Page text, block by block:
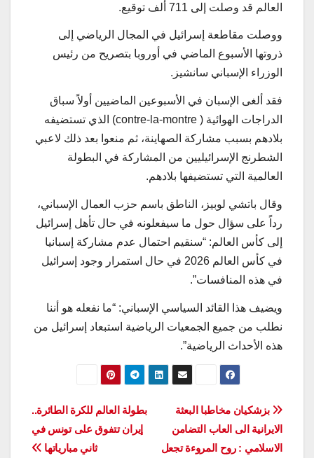
العالم قد وصلت إلى 711 ألف توقيع.
ووصلت مقاطعة إسرائيل في المجال الرياضي إلى
ذروتها الأسبوع الماضي في أوروبا بتصريح من رئيس
الوزراء الإسباني سانشيز.
فقد ألغى الإسبان في الأسبوعين الماضيين أولاً سباق
الدراجات الهوائية ( contre-la-montre) الذي تستضيفه
بلادهم بسبب مشاركة الصهاينة، ثم منعوا بعد ذلك لاعبي
الشطرنج الإسرائيليين من المشاركة في البطولة
العالمية التي تستضيفها بلادهم.
وقال باتشي لوبيز، الناطق باسم حزب العمال الإسباني،
رداً على سؤال حول ما سيفعلونه في حال تأهل إسرائيل
إلى كأس العالم: “سنقيم احتمال عدم مشاركة إسبانيا
في كأس العالم 2026 في حال استمرار وجود إسرائيل
في هذه المنافسات”.
ويضيف هذا القائد السياسي الإسباني: “ما نفعله هو أننا
نطلب من جميع الجمعيات الرياضية استبعاد إسرائيل من
هذه الأحداث الرياضية”.
تصفّح
المقالات
بطولة العالم للكرة الطائرة..
إيران تتفوق على تونس في
ثاني مبارياتها
بزشكيان مخاطبا البعثة
الايرانية الى العاب التضامن
الاسلامي : روح المروءة تجعل